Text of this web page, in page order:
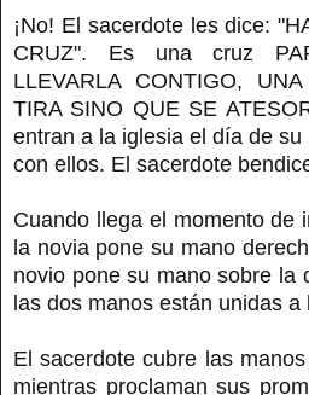
¡No! El sacerdote les dice:
CRUZ". Es una cruz
LLEVARLA CONTIGO,
TIRA SINO QUE SE
entran a la iglesia el día de
con ellos. El sacerdote
Cuando llega el momento de
la novia pone su mano
novio pone su mano sobre la
las dos manos están unidas a
El sacerdote cubre las
mientras proclaman sus